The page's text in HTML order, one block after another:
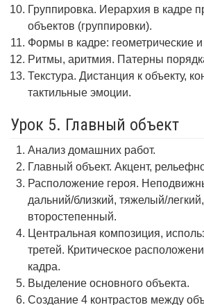
Группировка. Иерархия в кадре
объектов (группировки).
Формы в кадре: геометрические и
Ритмы, аритмия. Патерны
Текстура. Дистанция к объекту,
тактильные эмоции.
Урок 5. Главный объект
Анализ домашних работ.
Главный объект. Акцент,
Расположение героя.
дальний/близкий, тяжелый/
второстепенный.
Центральная композиция,
третей. Критическое
кадра.
Выделение основного объекта.
Создание 4 контрастов между